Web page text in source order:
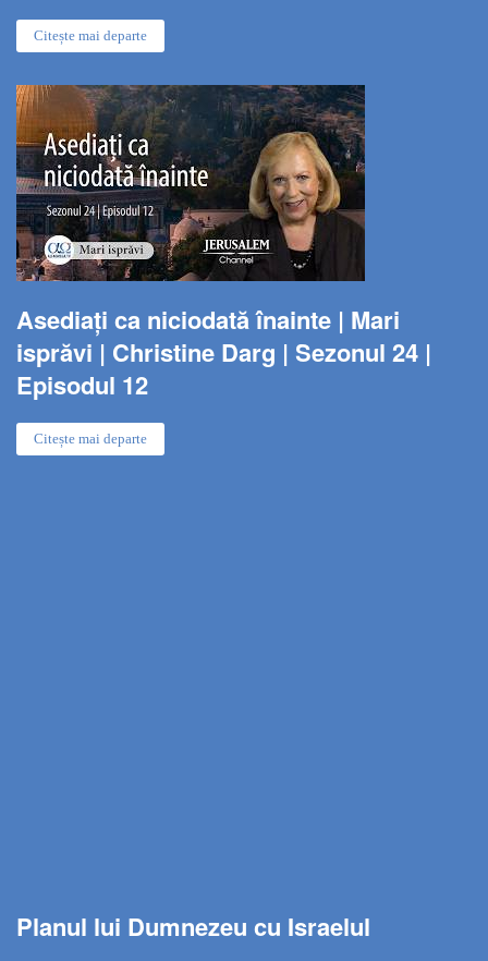
Citește mai departe
Asediați ca niciodată înainte | Mari
isprăvi | Christine Darg | Sezonul 24 |
Episodul 12
Citește mai departe
Planul lui Dumnezeu cu Israelul